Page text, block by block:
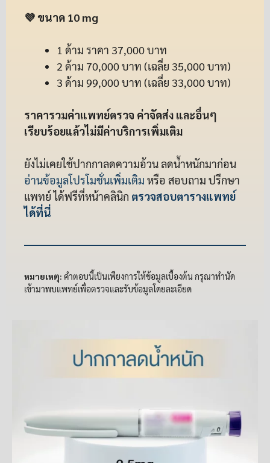
💜 ขนาด 10 mg
1 ด้าม ราคา 37,000 บาท
2 ด้าม 70,000 บาท (เฉลี่ย 35,000 บาท)
3 ด้าม 99,000 บาท (เฉลี่ย 33,000 บาท)
ราคารวมค่าแพทย์ตรวจ ค่าจัดส่ง และอื่นๆ
เรียบร้อยแล้วไม่มีค่าบริการเพิ่มเติม
ยังไม่เคยใช้ปากกาลดความอ้วน ลดน้ำหนักมาก่อน
อ่านข้อมูลโปรโมชั่นเพิ่มเติม หรือ สอบถาม ปรึกษา
แพทย์ ได้ฟรีที่หน้าคลินิก ตรวจสอบตารางแพทย์
ได้ที่นี่
หมายเหตุ: คำตอบนี้เป็นเพียงการให้ข้อมูลเบื้องต้น กรุณาทำนัด
เข้ามาพบแพทย์เพื่อตรวจและรับข้อมูลโดยละเอียด